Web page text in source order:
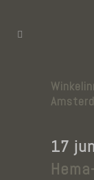
17 jun